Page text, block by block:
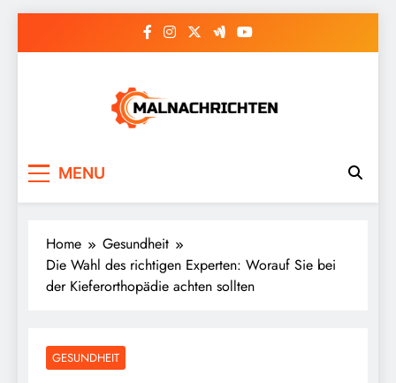
MENU
Home
Gesundheit
Die Wahl des richtigen Experten: Worauf Sie bei
der Kieferorthopädie achten sollten
GESUNDHEIT